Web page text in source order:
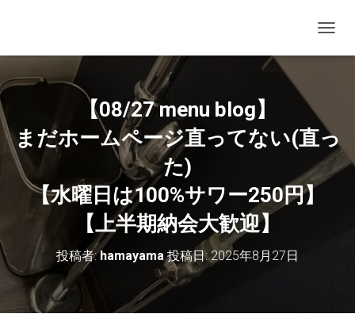
【08/27 menu blog】
まだホームページ直ってない(直っ
た)
【水曜日は100%サワー250円】
【上半期納会大歓迎】
投稿者:hamayama投稿日:2025年8月27日